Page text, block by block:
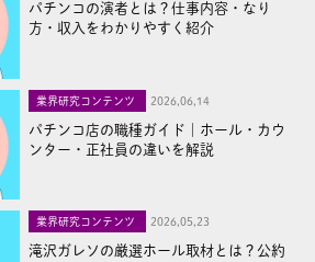
パチンコの演者とは？仕事内容・なり
方・収入をわかりやすく紹介
業界研究コンテンツ 2026,06,14
パチンコ店の職種ガイド｜ホール・カウ
ンター・正社員の違いを解説
業界研究コンテンツ 2026,05,23
滝沢ガレソの厳選ホール取材とは？公約